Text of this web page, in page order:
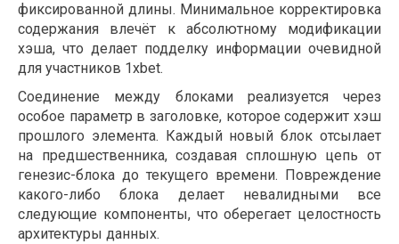
фиксированной длины. Минимальное корректировка
содержания влечёт к абсолютному модификации
хэша, что делает подделку информации очевидной
для участников 1xbet.
Соединение между блоками реализуется через
особое параметр в заголовке, которое содержит хэш
прошлого элемента. Каждый новый блок отсылает
на предшественника, создавая сплошную цепь от
генезис-блока до текущего времени. Повреждение
какого-либо блока делает невалидными все
следующие компоненты, что оберегает целостность
архитектуры данных.